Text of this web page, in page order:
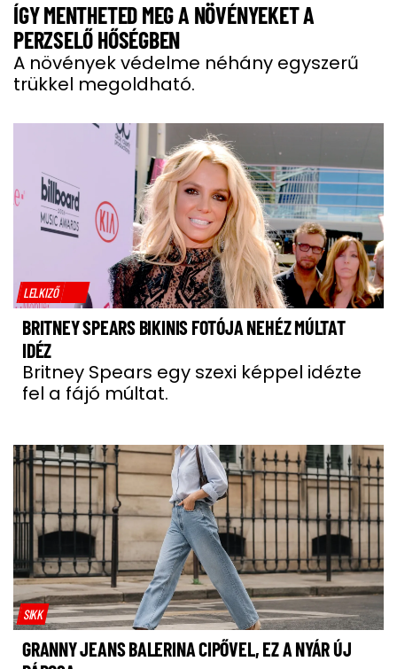
ÍGY MENTHETED MEG A NÖVÉNYEKET A
PERZSELŐ HŐSÉGBEN
A növények védelme néhány egyszerű
trükkel megoldható.
LELKIZŐ
BRITNEY SPEARS BIKINIS FOTÓJA NEHÉZ MÚLTAT
IDÉZ
Britney Spears egy szexi képpel idézte
fel a fájó múltat.
SIKK
GRANNY JEANS BALERINA CIPŐVEL, EZ A NYÁR ÚJ